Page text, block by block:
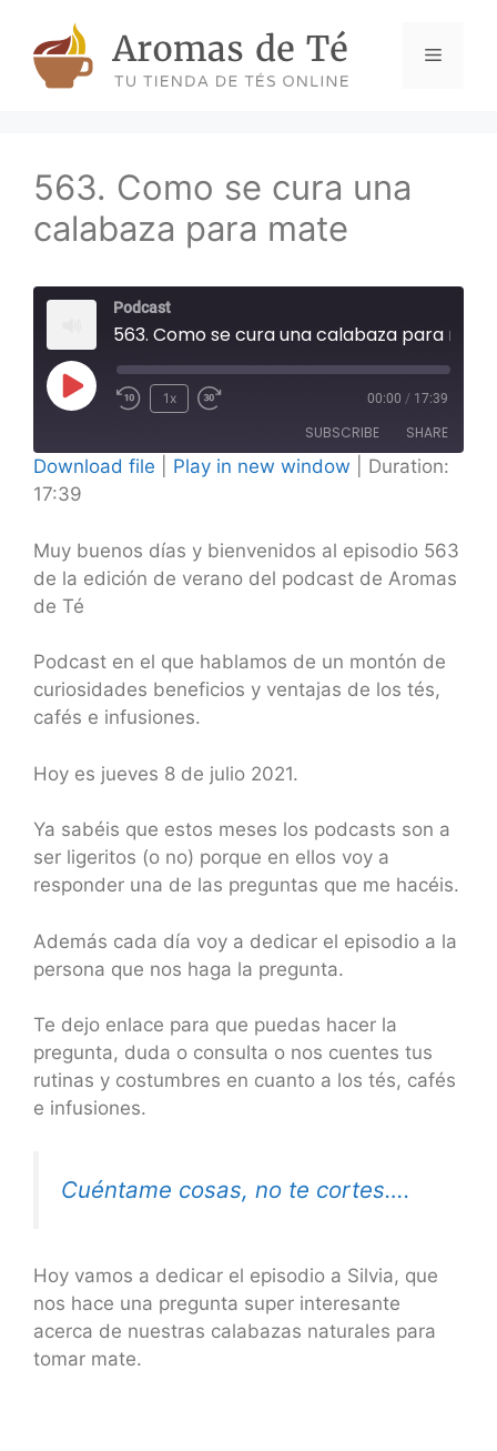
content
Menu
563. Como se cura una
calabaza para mate
Podcast
563. Como se cura una calabaza para mate
Play
1x 00:00 / 17:39
SUBSCRIBE SHARE
SHARE
LINK
EMBED
Download file Play in new window
Duration:
17:39
Muy buenos días y bienvenidos al episodio 563
de la edición de verano del podcast de Aromas
de Té
Podcast en el que hablamos de un montón de
curiosidades beneficios y ventajas de los tés,
cafés e infusiones.
Hoy es jueves 8 de julio 2021.
Ya sabéis que estos meses los podcasts son a
ser ligeritos (o no) porque en ellos voy a
responder una de las preguntas que me hacéis.
Además cada día voy a dedicar el episodio a la
persona que nos haga la pregunta.
Te dejo enlace para que puedas hacer la
pregunta, duda o consulta o nos cuentes tus
rutinas y costumbres en cuanto a los tés, cafés
e infusiones.
Cuéntame cosas, no te cortes….
Hoy vamos a dedicar el episodio a Silvia, que
nos hace una pregunta super interesante
acerca de nuestras calabazas naturales para
tomar mate.